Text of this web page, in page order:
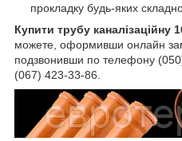
прокладку будь-яких
Купити трубу каналізаційну
можете, оформивши онлайн
подзвонивши по телефону
(067) 423-33-86.